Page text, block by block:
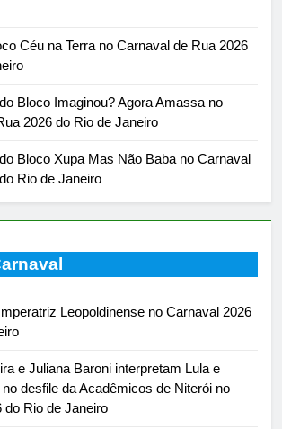
Céu na Terra no Carnaval de Rua 2026
Bloco Imaginou? Agora Amassa no
2026 do Rio de Janeiro
Bloco Xupa Mas Não Baba no Carnaval
Rio de Janeiro
Leopoldinense no Carnaval 2026
e Juliana Baroni interpretam Lula e
desfile da Acadêmicos de Niterói no
do Rio de Janeiro